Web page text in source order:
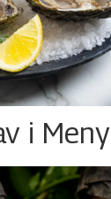
i Meny